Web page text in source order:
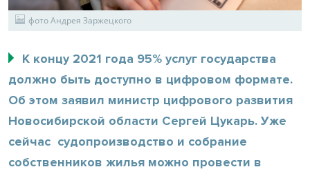
фото Андрея Заржецкого
К концу 2021 года 95% услуг государства
должно быть доступно в цифровом формате.
Об этом заявил министр цифрового развития
Новосибирской области Сергей Цукарь. Уже
сейчас судопроизводство и собрание
собственников жилья можно провести в